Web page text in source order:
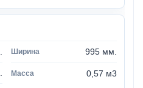
995 мм.
0,57 м3